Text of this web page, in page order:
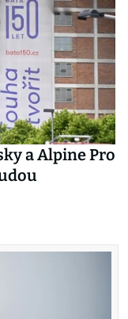
a Alpine Pro